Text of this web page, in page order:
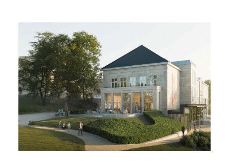
キール・クンストハレ